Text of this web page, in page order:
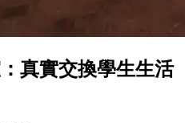
真實交換學生生活